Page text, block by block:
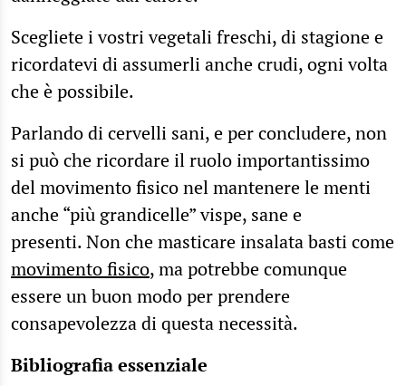
Scegliete i vostri vegetali freschi, di stagione e
ricordatevi di assumerli anche crudi, ogni volta
che è possibile.
Parlando di cervelli sani, e per concludere, non
si può che ricordare il ruolo importantissimo
del movimento fisico nel mantenere le menti
anche “più grandicelle” vispe, sane e
presenti. Non che masticare insalata basti come
movimento fisico, ma potrebbe comunque
essere un buon modo per prendere
consapevolezza di questa necessità.
Bibliografia essenziale